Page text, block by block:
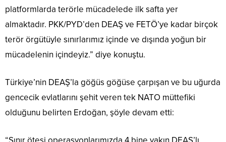
platformlarda terörle mücadelede ilk safta yer
almaktadır. PKK/PYD’den DEAŞ ve FETÖ’ye kadar birçok
terör örgütüyle sınırlarımız içinde ve dışında yoğun bir
mücadelenin içindeyiz.” diye konuştu.
Türkiye’nin DEAŞ’la göğüs göğüse çarpışan ve bu uğurda
gencecik evlatlarını şehit veren tek NATO müttefiki
olduğunu belirten Erdoğan, şöyle devam etti: